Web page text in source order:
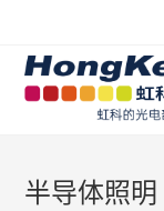
半导体照明